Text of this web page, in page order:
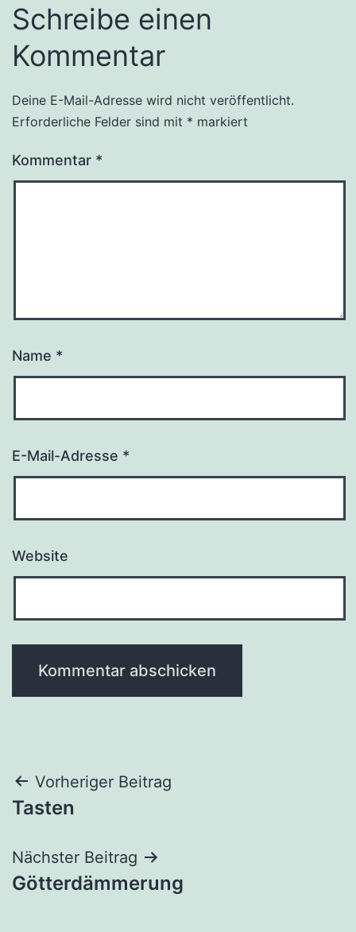
Schreibe einen
Kommentar
Deine E-Mail-Adresse wird nicht veröffentlicht.
Erforderliche Felder sind mit * markiert
Kommentar *
Name *
E-Mail-Adresse *
Website
Beitragsnavigation
Vorheriger Beitrag
Tasten
Nächster Beitrag
Götterdämmerung